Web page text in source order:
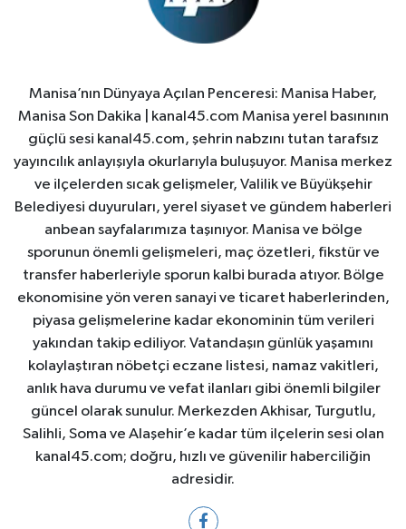
Manisa’nın Dünyaya Açılan Penceresi: Manisa Haber,
Manisa Son Dakika | kanal45.com Manisa yerel basınının
güçlü sesi kanal45.com, şehrin nabzını tutan tarafsız
yayıncılık anlayışıyla okurlarıyla buluşuyor. Manisa merkez
ve ilçelerden sıcak gelişmeler, Valilik ve Büyükşehir
Belediyesi duyuruları, yerel siyaset ve gündem haberleri
anbean sayfalarımıza taşınıyor. Manisa ve bölge
sporunun önemli gelişmeleri, maç özetleri, fikstür ve
transfer haberleriyle sporun kalbi burada atıyor. Bölge
ekonomisine yön veren sanayi ve ticaret haberlerinden,
piyasa gelişmelerine kadar ekonominin tüm verileri
yakından takip ediliyor. Vatandaşın günlük yaşamını
kolaylaştıran nöbetçi eczane listesi, namaz vakitleri,
anlık hava durumu ve vefat ilanları gibi önemli bilgiler
güncel olarak sunulur. Merkezden Akhisar, Turgutlu,
Salihli, Soma ve Alaşehir’e kadar tüm ilçelerin sesi olan
kanal45.com; doğru, hızlı ve güvenilir haberciliğin
adresidir.